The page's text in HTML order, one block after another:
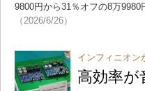
9800円から31％オフの8万
（2026/6/26）
インフィニオン
高効率が